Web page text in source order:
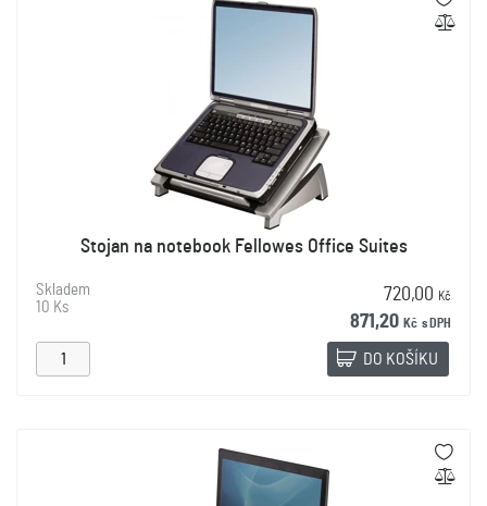
Stojan na notebook Fellowes Office Suites
Skladem
10 Ks
720,00 Kč
871,20 Kč s DPH
DO KOŠÍKU